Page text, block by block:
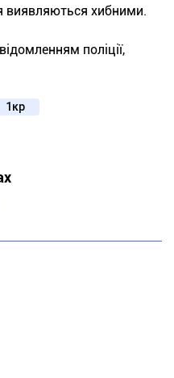
виявляються хибними.
поліції,
1кр